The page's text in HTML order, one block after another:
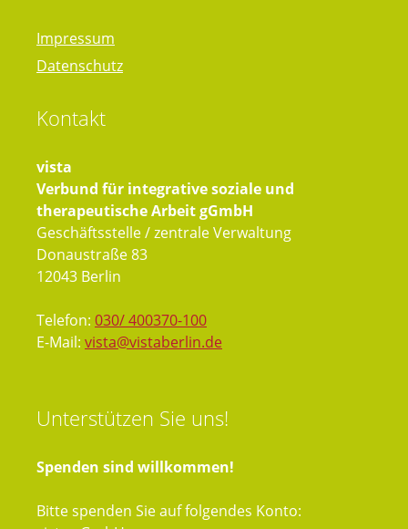
Impressum
Datenschutz
Kontakt
vista
Verbund für integrative soziale und
therapeutische Arbeit gGmbH
Geschäftsstelle / zentrale Verwaltung
Donaustraße 83
12043 Berlin
Telefon: 030/ 400370-100
E-Mail: vista@vistaberlin.de
Unterstützen Sie uns!
Spenden sind willkommen!
Bitte spenden Sie auf folgendes Konto: